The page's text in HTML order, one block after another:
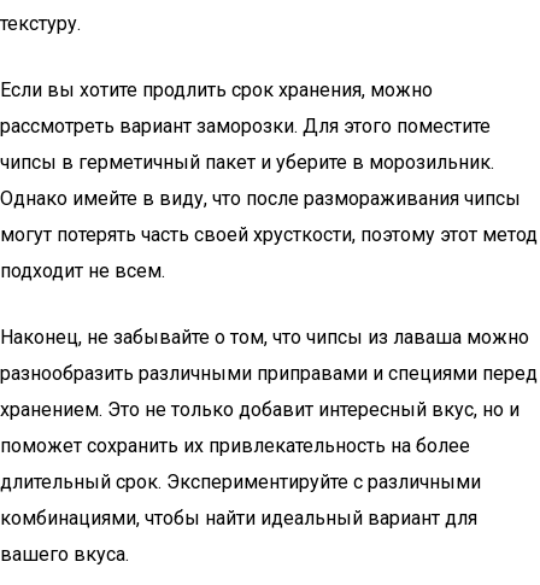
текстуру.
Если вы хотите продлить срок хранения, можно
рассмотреть вариант заморозки. Для этого поместите
чипсы в герметичный пакет и уберите в морозильник.
Однако имейте в виду, что после размораживания чипсы
могут потерять часть своей хрусткости, поэтому этот метод
подходит не всем.
Наконец, не забывайте о том, что чипсы из лаваша можно
разнообразить различными приправами и специями перед
хранением. Это не только добавит интересный вкус, но и
поможет сохранить их привлекательность на более
длительный срок. Экспериментируйте с различными
комбинациями, чтобы найти идеальный вариант для
вашего вкуса.